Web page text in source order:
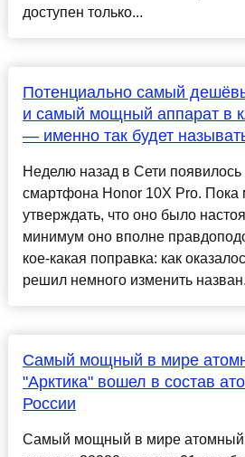
доступен только...
Потенциально самый
и самый мощный аппарат в
— именно так будет
Неделю назад в Сети
смартфона Honor 10X Pro.
утверждать, что оно было
минимум оно вполне
кое-какая поправка: как
решил немного изменить
Самый мощный в мире
"Арктика" вошел в состав
России
Самый мощный в мире атомный